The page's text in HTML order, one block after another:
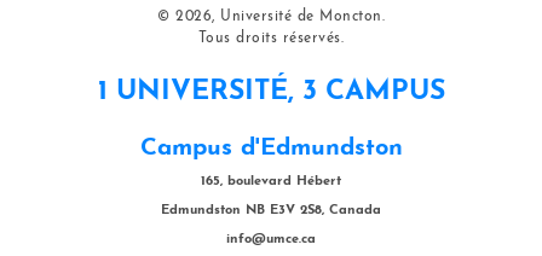
© 2026, Université de Moncton.
Tous droits réservés.
1 UNIVERSITÉ, 3 CAMPUS
Campus d'Edmundston
165, boulevard Hébert
Edmundston NB E3V 2S8, Canada
info@umce.ca